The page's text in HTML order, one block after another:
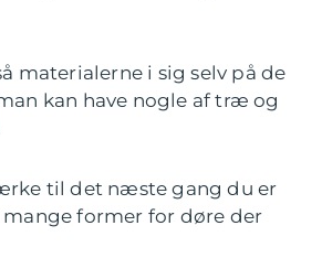
materialerne i sig selv på de
kan have nogle af træ og
til det næste gang du er
mange former for døre der